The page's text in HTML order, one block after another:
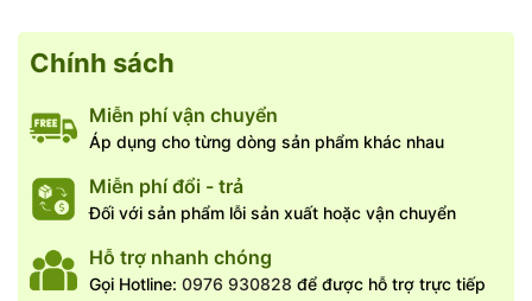
Chính sách
Miễn phí vận chuyển
Áp dụng cho từng dòng sản phẩm khác nhau
Miễn phí đổi - trả
Đối với sản phẩm lỗi sản xuất hoặc vận chuyển
Hỗ trợ nhanh chóng
Gọi Hotline: 0976 930828 để được hỗ trợ trực tiếp